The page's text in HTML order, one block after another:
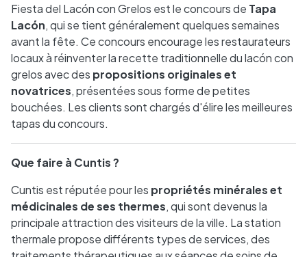
Fiesta del Lacón con Grelos est le concours de Tapa
Lacón, qui se tient généralement quelques semaines
avant la fête. Ce concours encourage les restaurateurs
locaux à réinventer la recette traditionnelle du lacón con
grelos avec des propositions originales et
novatrices, présentées sous forme de petites
bouchées. Les clients sont chargés d'élire les meilleures
tapas du concours.
Que faire à Cuntis ?
Cuntis est réputée pour les propriétés minérales et
médicinales de ses thermes, qui sont devenus la
principale attraction des visiteurs de la ville. La station
thermale propose différents types de services, des